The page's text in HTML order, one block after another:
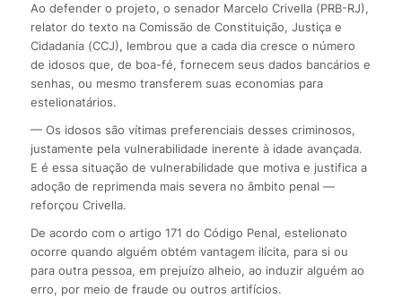
Ao defender o projeto, o senador Marcelo Crivella (PRB-RJ),
relator do texto na Comissão de Constituição, Justiça e
Cidadania (CCJ), lembrou que a cada dia cresce o número
de idosos que, de boa-fé, fornecem seus dados bancários e
senhas, ou mesmo transferem suas economias para
estelionatários.
— Os idosos são vítimas preferenciais desses criminosos,
justamente pela vulnerabilidade inerente à idade avançada.
E é essa situação de vulnerabilidade que motiva e justifica a
adoção de reprimenda mais severa no âmbito penal —
reforçou Crivella.
De acordo com o artigo 171 do Código Penal, estelionato
ocorre quando alguém obtém vantagem ilícita, para si ou
para outra pessoa, em prejuízo alheio, ao induzir alguém ao
erro, por meio de fraude ou outros artifícios.